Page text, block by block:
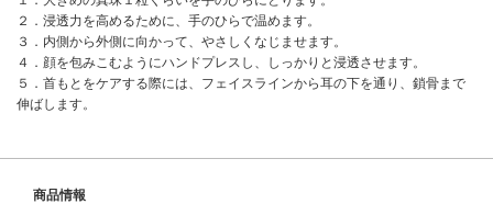
２．浸透力を高めるために、手のひらで温めます。
３．内側から外側に向かって、やさしくなじませます。
４．顔を包みこむようにハンドプレスし、しっかりと浸透させます。
５．首もとをケアする際には、フェイスラインから耳の下を通り、鎖骨まで
伸ばします。
商品情報